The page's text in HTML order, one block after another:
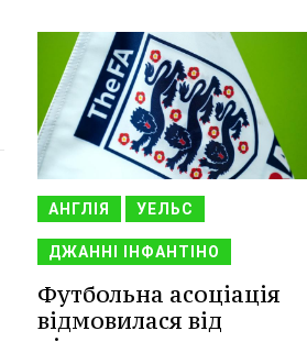
АНГЛІЯ УЕЛЬС
ДЖАННІ ІНФАНТІНО
Футбольна асоціація
відмовилася від